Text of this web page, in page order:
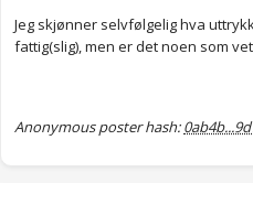
Jeg skjønner selvfølgelig hva
fattig(slig), men er det noen som
Anonymous poster hash: